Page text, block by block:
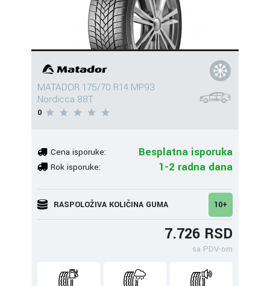
MATADOR 175/70 R14 MP93
Nordicca 88T
0
Cena isporuke: Besplatna isporuka
Rok isporuke: 1-2 radna dana
RASPOLOŽIVA KOLIČINA GUMA 10+
7.726 RSD
sa PDV-om